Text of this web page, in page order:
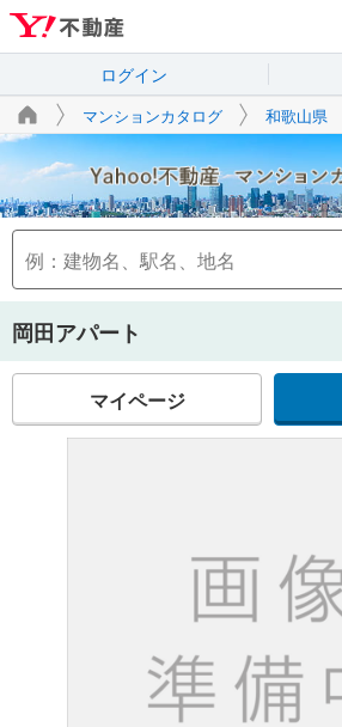
ログイン
マンションカタログ 和歌山県
岡田アパート
マイページ